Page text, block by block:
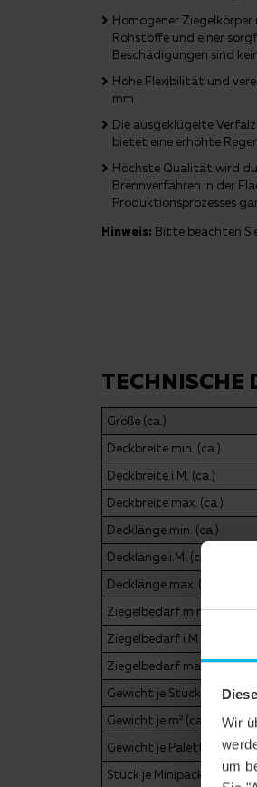
Wir
um
Homogener
Rohstoffe und einer
Beschädigungen sind
Hohe Flexibilität und
mm
Die ausgeklügelte
bietet eine erhöhte
Höchste Qualität wird
Brennverfahren in der
Produktionsprozesses
Hinweis: Bitte beachten
TECHNISCHE
Größe (ca.)
Deckbreite min. (ca.)
Deckbreite i.M. (ca.)
Deckbreite max. (ca.)
Decklänge min. (ca.)
Decklänge i.M. (ca.)
Decklänge max. (ca.)
Ziegelbedarf min. (ca.)
Ziegelbedarf i.M. (ca.)
Ziegelbedarf max. (ca.)
Gewicht je Stück (ca.)
Gewicht je m² (ca.)
Gewicht je Palette (ca.)
Stück je Minipack